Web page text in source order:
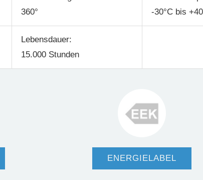
360°
-30°C bis
Lebensdauer:
15.000 Stunden
ENERGIELABEL